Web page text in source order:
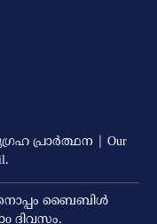
പ്രാർത്ഥന | Our
ബൈബിൾ
ദിവസം.